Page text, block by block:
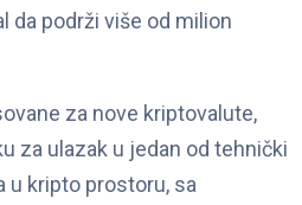
da podrži više od milion
za nove kriptovalute,
za ulazak u jedan od tehnički
u kripto prostoru, sa